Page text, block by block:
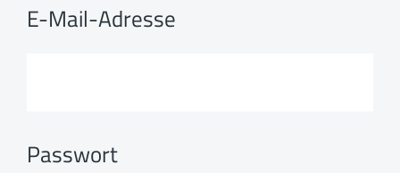
E-Mail-Adresse
Passwort